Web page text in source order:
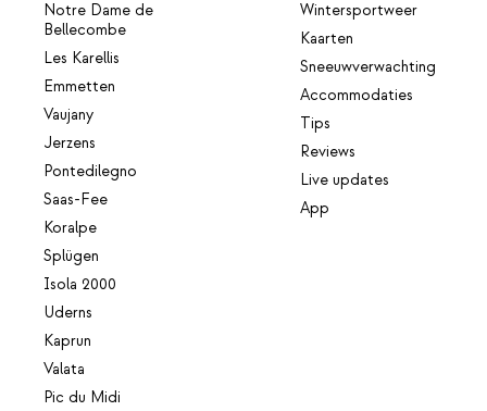
Notre Dame de
Bellecombe
Les Karellis
Emmetten
Vaujany
Jerzens
Pontedilegno
Saas-Fee
Koralpe
Splügen
Isola 2000
Uderns
Kaprun
Valata
Pic du Midi
Wintersportweer
Kaarten
Sneeuwverwachting
Accommodaties
Tips
Reviews
Live updates
App